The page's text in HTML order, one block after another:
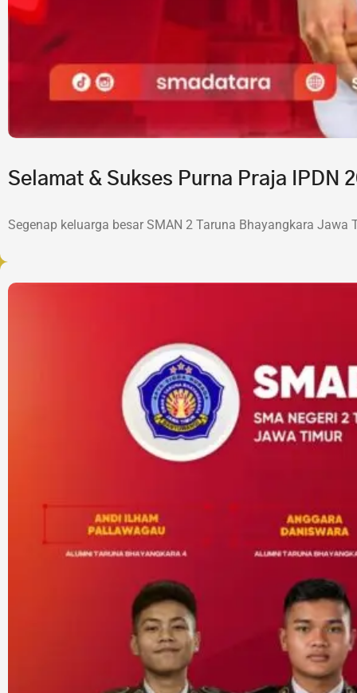
Selamat & Sukses Purna Praja IPDN
Segenap keluarga besar SMAN 2 Taruna Bhayangkara Jawa